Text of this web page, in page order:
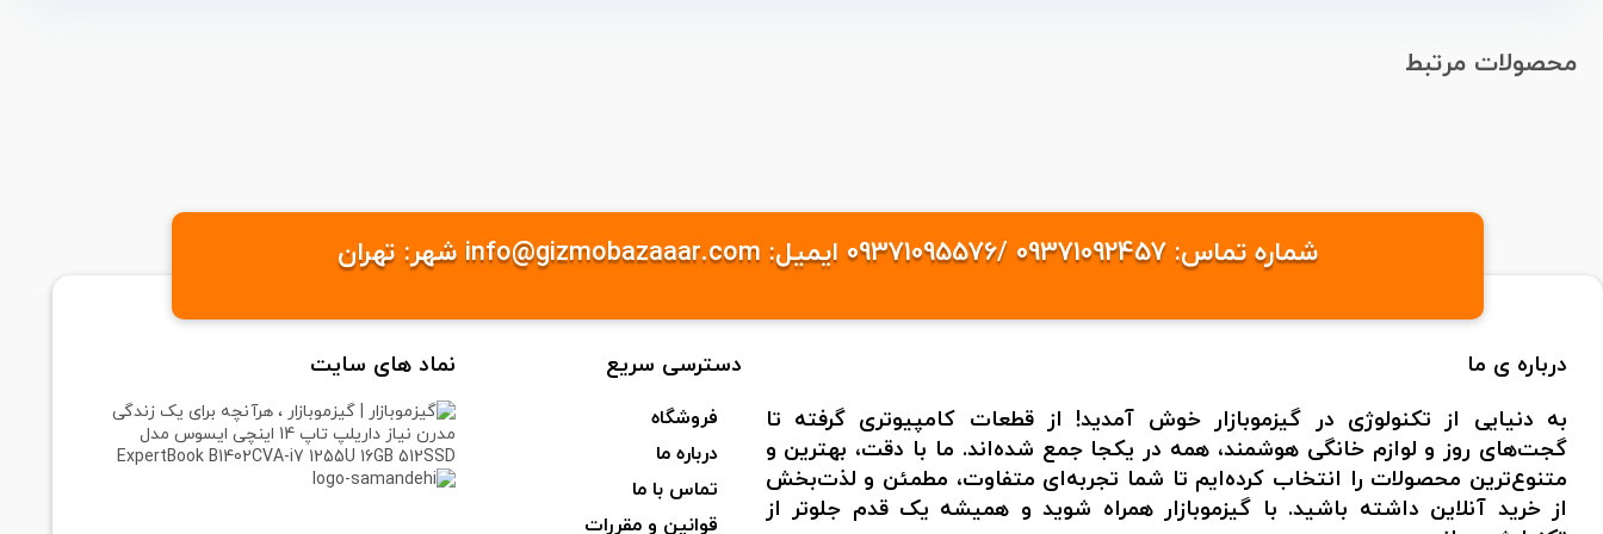
محصولات مرتبط
شماره تماس: 09371092457 /09371095576 ایمیل: info@gizmobazaaar.com شهر: تهران
درباره ی ما
به دنیایی از تکنولوژی در گیزموبازار خوش آمدید! از قطعات کامپیوتری گرفته تا
گجت‌های روز و لوازم خانگی هوشمند، همه در یکجا جمع شده‌اند. ما با دقت، بهترین و
متنوع‌ترین محصولات را انتخاب کرده‌ایم تا شما تجربه‌ای متفاوت، مطمئن و لذت‌بخش
از خرید آنلاین داشته باشید. با گیزموبازار همراه شوید و همیشه یک قدم جلوتر از
دسترسی سریع
فروشگاه
درباره ما
تماس با ما
قوانین و مقررات
نماد های سایت